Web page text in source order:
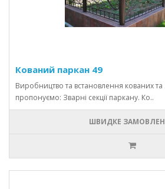
Кований паркан 49
Виробництво та встановлення кованих
пропонуємо: Зварні секції паркану. Ко..
ШВИДКЕ